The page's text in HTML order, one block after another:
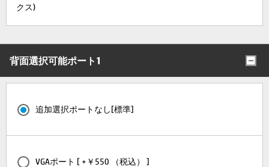
クス)
背面選択可能ポート1
追加選択ポートなし[標準]
VGAポート [ +￥550 （税込） ]